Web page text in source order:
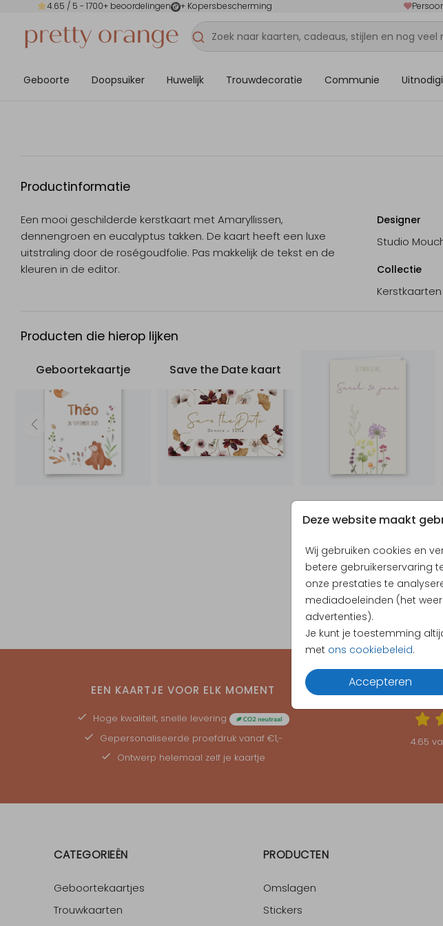
4.65 / 5 - 1700+ beoordelingen + Kopersbescherming
Geboorte Doopsuiker Huwelijk Trouwdecoratie Communie
Deze website maakt
Wij gebruiken cookies en
betere gebruikerservaring
onze prestaties te
mediadoeleinden (het
advertenties).
Je kunt je toestemming
met ons cookiebeleid.
Accepteren
Productinformatie
Een mooi geschilderde kerstkaart met Amaryllissen,
dennengroen en eucalyptus takken. De kaart heeft een luxe
uitstraling door de roségoudfolie. Pas makkelijk de tekst en de
kleuren in de editor.
Designer
Studio
Collectie
Kerstkaarten
Producten die hierop lijken
Geboortekaartje Save the Date kaart
EEN KAARTJE VOOR ELK MOMENT
Hoge kwaliteit, snelle levering
Gepersonaliseerde proefdrukvanaf €1,-
Ontwerp helemaal zelf je kaartje
KLANTEN
4.65
CATEGORIEËN
Geboortekaartjes
Trouwkaarten
PRODUCTEN
Omslagen
Stickers